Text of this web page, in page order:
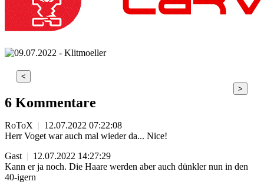
<
>
6 Kommentare
RoToX | 12.07.2022 07:22:08
Herr Voget war auch mal wieder da... Nice!
Gast | 12.07.2022 14:27:29
Kann er ja noch. Die Haare werden aber auch dünkler nun in den
40-igern